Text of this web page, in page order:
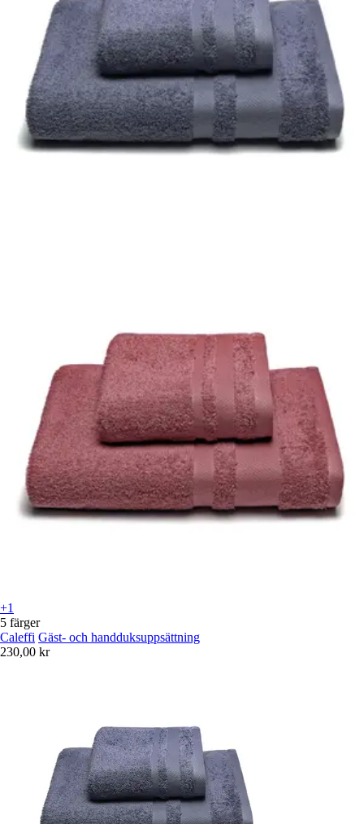
+1
5 färger
Caleffi Gäst- och handduksuppsättning
230,00 kr